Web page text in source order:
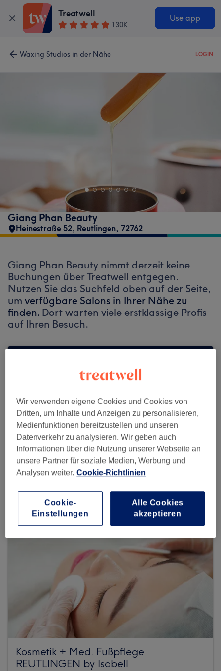
Treatwell
130K
Use app
Waxing Studios in der Nähe LOGIN
Giang Phan Beauty
Heinestraße 52, Reutlingen, 72762
Giang Phan Beauty nimmt derzeit keine
Buchungen über Treatwell entgegen.
Nutzen Sie das Suchfeld oben auf der Seite,
um verfügbare Salons in Ihrer Nähe zu
finden. Dort warten viele erstklassige Profis
auf Ihren Besuch.
Auf Treatwell finden
Mehr Salons anzeigen
Kosmetik + Med. Fußpflege
REUTLINGEN by Isabell
Wir verwenden eigene Cookies und Cookies von
Dritten, um Inhalte und Anzeigen zu personalisieren,
Medienfunktionen bereitzustellen und unseren
Datenverkehr zu analysieren. Wir geben auch
Informationen über die Nutzung unserer Webseite an
unsere Partner für soziale Medien, Werbung und
Analysen weiter. Cookie-Richtlinien
Cookie-
Einstellungen
Alle Cookies
akzeptieren